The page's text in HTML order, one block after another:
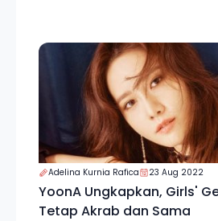
Adelina Kurnia Rafica 23 Aug 2022
YoonA Ungkapkan, Girls'
Tetap Akrab dan Sama